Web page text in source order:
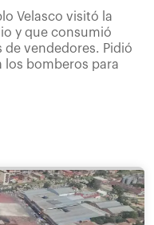
Velasco visitó la
y que consumió
vendedores. Pidió
los bomberos para